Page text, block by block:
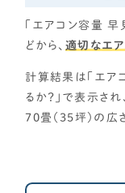
動画で学ぶ
「エアコン容量
どから、 適切なエ
計算結果は「エア
るか？」で表示さ
70畳（35坪）の広